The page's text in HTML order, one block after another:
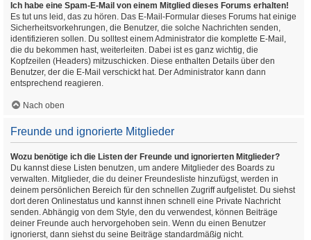
Ich habe eine Spam-E-Mail von einem Mitglied dieses Forums erhalten!
Es tut uns leid, das zu hören. Das E-Mail-Formular dieses Forums hat einige
Sicherheitsvorkehrungen, die Benutzer, die solche Nachrichten senden,
identifizieren sollen. Du solltest einem Administrator die komplette E-Mail,
die du bekommen hast, weiterleiten. Dabei ist es ganz wichtig, die
Kopfzeilen (Headers) mitzuschicken. Diese enthalten Details über den
Benutzer, der die E-Mail verschickt hat. Der Administrator kann dann
entsprechend reagieren.
Nach oben
Freunde und ignorierte Mitglieder
Wozu benötige ich die Listen der Freunde und ignorierten Mitglieder?
Du kannst diese Listen benutzen, um andere Mitglieder des Boards zu
verwalten. Mitglieder, die du deiner Freundesliste hinzufügst, werden in
deinem persönlichen Bereich für den schnellen Zugriff aufgelistet. Du siehst
dort deren Onlinestatus und kannst ihnen schnell eine Private Nachricht
senden. Abhängig von dem Style, den du verwendest, können Beiträge
deiner Freunde auch hervorgehoben sein. Wenn du einen Benutzer
ignorierst, dann siehst du seine Beiträge standardmäßig nicht.